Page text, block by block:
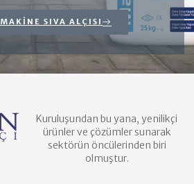
SIVA ALÇISI
Kuruluşundan bu yana, yenilikçi
ürünler ve çözümler sunarak
sektörün öncülerinden biri
olmuştur.